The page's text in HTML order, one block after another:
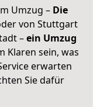
Umzug – Die
von Stuttgart
–ein Umzug
Klaren sein, was
erwarten
Sie dafür